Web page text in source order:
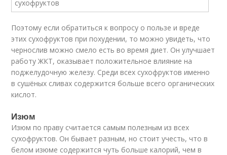
Поэтому если обратиться к вопросу о пользе и вреде
этих сухофруктов при похудении, то можно увидеть, что
чернослив можно смело есть во время диет. Он улучшает
работу ЖКТ, оказывает положительное влияние на
поджелудочную железу. Среди всех сухофруктов именно
в сушёных сливах содержится больше всего органических
кислот.
Изюм
Изюм по праву считается самым полезным из всех
сухофруктов. Он бывает разным, но стоит учесть, что в
белом изюме содержится чуть больше калорий, чем в